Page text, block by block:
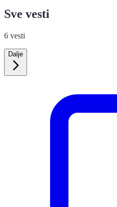
Sve vesti
6 vesti
Dalje